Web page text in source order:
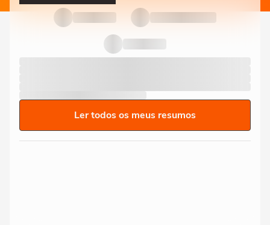
Ler todos os meus resumos